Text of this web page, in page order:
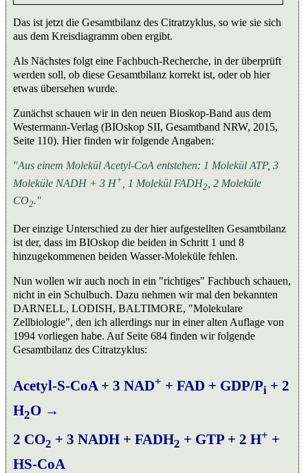
Das ist jetzt die Gesamtbilanz des Citratzyklus, so wie sie sich
aus dem Kreisdiagramm oben ergibt.
Als Nächstes folgt eine Fachbuch-Recherche, in der überprüft
werden soll, ob diese Gesamtbilanz korrekt ist, oder ob hier
etwas übersehen wurde.
Zunächst schauen wir in den neuen Bioskop-Band aus dem
Westermann-Verlag (BIOskop SII, Gesamtband NRW, 2015,
Seite 110). Hier finden wir folgende Angaben:
"Aus einem Molekül Acetyl-CoA entstehen: 1 Molekül ATP, 3
Moleküle NADH + 3 H+ , 1 Molekül FADH2 , 2 Moleküle
CO2."
Der einzige Unterschied zu der hier aufgestellten Gesamtbilanz
ist der, dass im BIOskop die beiden in Schritt 1 und 8
hinzugekommenen beiden Wasser-Moleküle fehlen.
Nun wollen wir auch noch in ein "richtiges" Fachbuch schauen,
nicht in ein Schulbuch. Dazu nehmen wir mal den bekannten
DARNELL, LODISH, BALTIMORE, "Molekulare
Zellbiologie", den ich allerdings nur in einer alten Auflage von
1994 vorliegen habe. Auf Seite 684 finden wir folgende
Gesamtbilanz des Citratzyklus:
Acetyl-S-CoA + 3 NAD+ + FAD + GDP/Pi + 2
H2O →
2 CO2 + 3 NADH + FADH2 + GTP + 2 H+ +
HS-CoA